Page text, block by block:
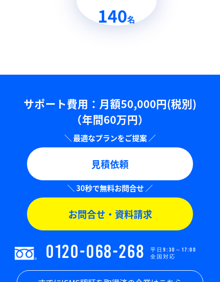
140名
サポート費用：⽉額50,000円(税別)
（年間60万円）
見積依頼
お問合せ・資料請求
0120-068-268
平日9:30～17:00
全国対応